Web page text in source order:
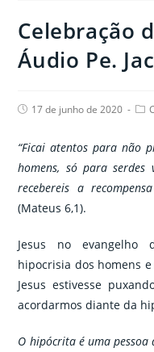
Celebração
Áudio Pe.
Post17 de junho de 2020
“Ficai atentos para não
homens, só para
recebereis a
(Mateus 6,1).
Jesus no evangelho
hipocrisia dos homens
Jesus estivesse
acordarmos diante da
O hipócrita é uma